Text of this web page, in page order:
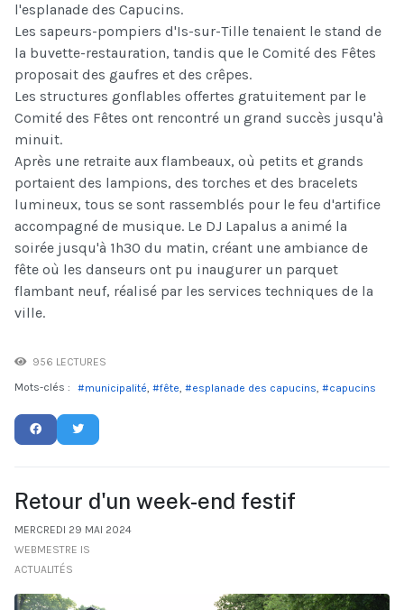
l'esplanade des Capucins.
Les sapeurs-pompiers d'Is-sur-Tille tenaient le stand de
la buvette-restauration, tandis que le Comité des Fêtes
proposait des gaufres et des crêpes.
Les structures gonflables offertes gratuitement par le
Comité des Fêtes ont rencontré un grand succès jusqu'à
minuit.
Après une retraite aux flambeaux, où petits et grands
portaient des lampions, des torches et des bracelets
lumineux, tous se sont rassemblés pour le feu d'artifice
accompagné de musique. Le DJ Lapalus a animé la
soirée jusqu'à 1h30 du matin, créant une ambiance de
fête où les danseurs ont pu inaugurer un parquet
flambant neuf, réalisé par les services techniques de la
ville.
956 LECTURES
Mots-clés :
municipalité fête esplanade des capucins capucins
Retour d'un week-end festif
MERCREDI 29 MAI 2024
WEBMESTRE IS
ACTUALITÉS